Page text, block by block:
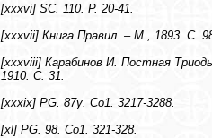
[xxxvi] SC. 110. Р. 20-41.
[xxxvii] Книга Правил. – М., 1893. С.
[xxxviii] Карабинов И. Постная
1910. С. 31.
[xxxix] PG. 87γ. Со1. 3217-3288.
[xl] PG. 98. Со1. 321-328.